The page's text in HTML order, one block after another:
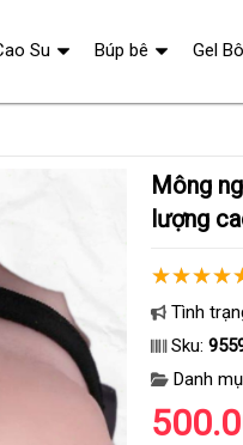
Mông nguyên khối nhỏ ZZ016 Fananla V02 giá rẻ chất
lượng
Tình
Sku:
Danh
Su Búp bê Gel